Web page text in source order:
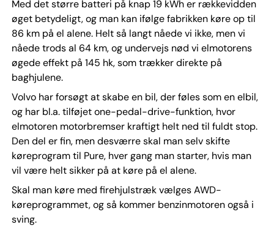
Med det større batteri på knap 19 kWh er rækkevidden
øget betydeligt, og man kan ifølge fabrikken køre op til
86 km på el alene. Helt så langt nåede vi ikke, men vi
nåede trods al 64 km, og undervejs nød vi elmotorens
øgede effekt på 145 hk, som trækker direkte på
baghjulene.
Volvo har forsøgt at skabe en bil, der føles som en elbil,
og har bl.a. tilføjet one-pedal-drive-funktion, hvor
elmotoren motorbremser kraftigt helt ned til fuldt stop.
Den del er fin, men desværre skal man selv skifte
køreprogram til Pure, hver gang man starter, hvis man
vil være helt sikker på at køre på el alene.
Skal man køre med firehjulstræk vælges AWD-
køreprogrammet, og så kommer benzinmotoren også i
sving.